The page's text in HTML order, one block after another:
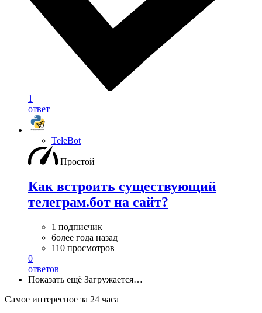
1
ответ
TeleBot
Простой
Как встроить существующий
телеграм.бот на сайт?
1 подписчик
более года назад
110 просмотров
0
ответов
Показать ещё Загружается…
Самое интересное за 24 часа